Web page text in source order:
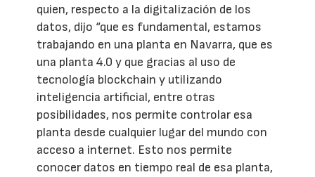
quien, respecto a la digitalización de los
datos, dijo “que es fundamental, estamos
trabajando en una planta en Navarra, que es
una planta 4.0 y que gracias al uso de
tecnología blockchain y utilizando
inteligencia artificial, entre otras
posibilidades, nos permite controlar esa
planta desde cualquier lugar del mundo con
acceso a internet. Esto nos permite
conocer datos en tiempo real de esa planta,